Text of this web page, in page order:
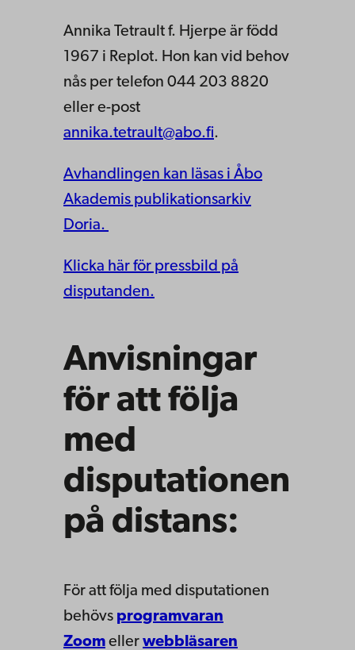
Annika Tetrault f. Hjerpe är född
1967 i Replot. Hon kan vid behov
nås per telefon 044 203 8820
eller e-post
annika.tetrault@abo.fi.
Avhandlingen kan läsas i Åbo
Akademis publikationsarkiv
Doria.
Klicka här för pressbild på
disputanden.
Anvisningar
för att följa
med
disputationen
på distans:
För att följa med disputationen
behövs programvaran
Zoom eller webbläsaren